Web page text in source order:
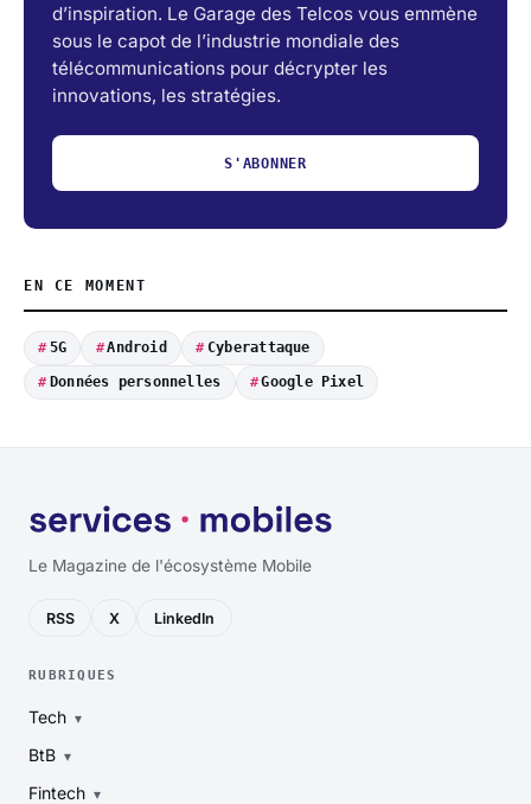
d’inspiration. Le Garage des Telcos vous emmène
sous le capot de l’industrie mondiale des
télécommunications pour décrypter les
innovations, les stratégies.
S'ABONNER
EN CE MOMENT
5G Android Cyberattaque
Données personnelles Google Pixel
Le Magazine de l'écosystème Mobile
RSS X LinkedIn
RUBRIQUES
Tech
BtB
Fintech